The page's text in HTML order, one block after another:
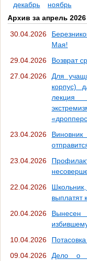
декабрь
ноябрь
Архив за апрель 2026
30.04.2026
Мая!
29.04.2026
Возврат
27.04.2026
Для
корпус)
лекция
23.04.2026
23.04.2026
22.04.2026
выплатят
20.04.2026
Вынесен
10.04.2026
09.04.2026
Дело о